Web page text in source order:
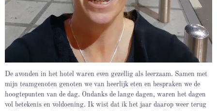
De avonden in het hotel waren even gezellig als leerzaam. Samen met
mijn teamgenoten genoten we van heerlijk eten en bespraken we de
hoogtepunten van de dag. Ondanks de lange dagen, waren het dagen
vol betekenis en voldoening. Ik wist dat ik het jaar daarop weer terug